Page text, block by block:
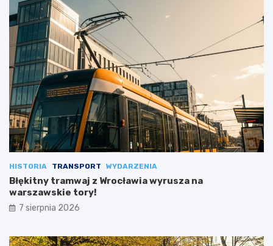
HISTORIA TRANSPORT WYDARZENIA
Błękitny tramwaj z Wrocławia wyrusza na
warszawskie tory!
7 sierpnia 2026